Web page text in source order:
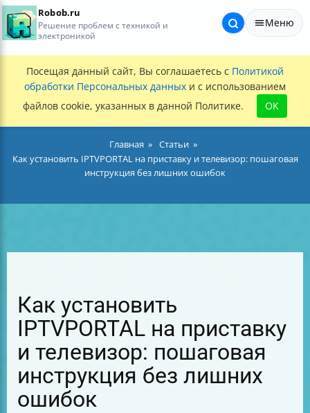
Robob.ru
Решение проблем с техникой и
электроникой
Меню
Посещая данный сайт, Вы соглашаетесь с Политикой
обработки Персональных данных и с использованием
файлов cookie, указанных в данной Политике.
OK
Главная
Статьи
Как установить IPTVPORTAL на приставку и телевизор: пошаговая
инструкция без лишних ошибок
Как установить
IPTVPORTAL на приставку
и телевизор: пошаговая
инструкция без лишних
ошибок